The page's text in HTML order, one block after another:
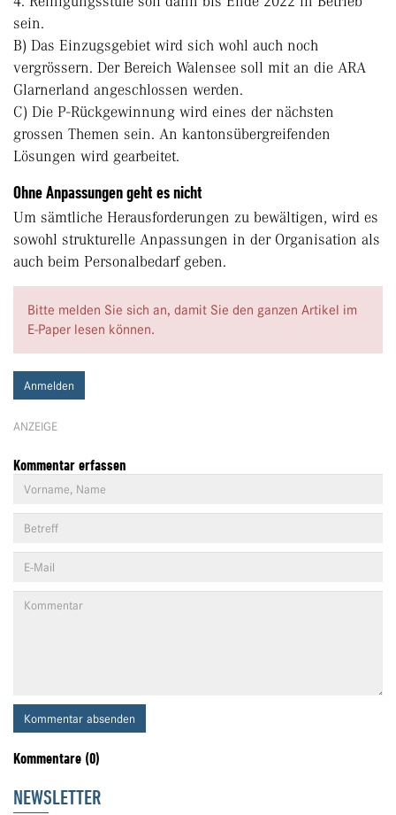
sein.
B) Das Einzugsgebiet wird sich wohl auch noch
vergrössern. Der Bereich Walensee soll mit an die ARA
Glarnerland angeschlossen werden.
C) Die P-Rückgewinnung wird eines der nächsten
grossen Themen sein. An kantonsübergreifenden
Lösungen wird gearbeitet.
Ohne Anpassungen geht es nicht
Um sämtliche Herausforderungen zu bewältigen, wird es
sowohl strukturelle Anpassungen in der Organisation als
auch beim Personalbedarf geben.
Bitte melden Sie sich an, damit Sie den ganzen Artikel im
E-Paper lesen können.
Anmelden
ANZEIGE
Kommentar erfassen
Kommentar absenden
Kommentare (0)
NEWSLETTER